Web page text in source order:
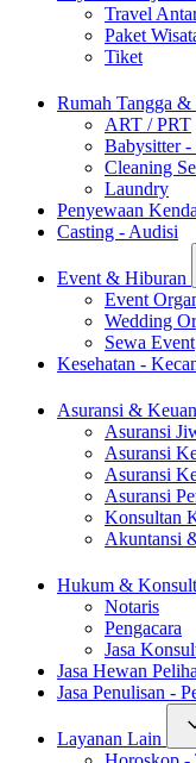
Travel
Paket
Tiket
Rumah Tangga &
ART / PRT
Babysitter -
Cleaning
Laundry
Penyewaan
Casting - Audisi
Event & Hiburan
Event
Wedding
Sewa Event
Kesehatan -
Asuransi &
Asuransi
Asuransi
Asuransi
Asuransi
Konsultan
Akuntansi
Hukum &
Notaris
Pengacara
Jasa
Jasa Hewan
Jasa Penulisan -
Layanan Lain